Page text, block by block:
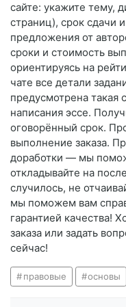
сайте: укажите тему,
страниц), срок сдачи
предложения от
сроки и стоимость
ориентируясь на
чате все детали
предусмотрена такая
написания эссе.
оговорённый срок.
выполнение заказа.
доработки — мы
откладывайте на
случилось, не
мы поможем вам
гарантией качества!
заказа или задать
сейчас!
правовые основы